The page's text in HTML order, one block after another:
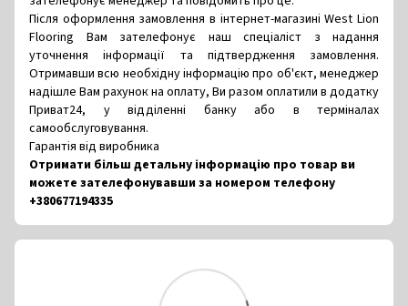
Після оформлення замовлення в інтернет-магазині West Lion
Flooring Вам зателефонує наш спеціаліст з надання
уточнення інформації та підтвердження замовлення.
Отримавши всю необхідну інформацію про об'єкт, менеджер
надішле Вам рахунок на оплату, Ви разом оплатили в додатку
Приват24, у відділенні банку або в терміналах
самообслуговування.
Гарантія від виробника
Отримати більш детальну інформацію про товар ви
можете зателефонувавши за номером телефону
+380677194335